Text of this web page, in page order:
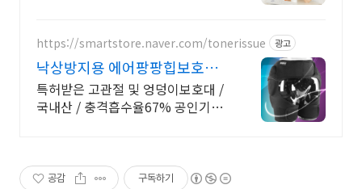
https://smartstore.naver.com/tonerissue 광고
낙상방지용 에어팡팡힙보호대
1+1 상품 할인
특허받은 고관절 및 엉덩이보호대 /
국내산 / 충격흡수율67% 공인기관
공감 구독하기